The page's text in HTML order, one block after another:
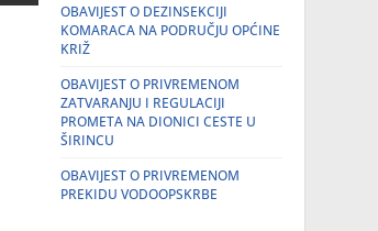
OBAVIJEST O DEZINSEKCIJI
KOMARACA NA PODRUČJU OPĆINE
KRIŽ
OBAVIJEST O PRIVREMENOM
ZATVARANJU I REGULACIJI
PROMETA NA DIONICI CESTE U
ŠIRINCU
OBAVIJEST O PRIVREMENOM
PREKIDU VODOOPSKRBE